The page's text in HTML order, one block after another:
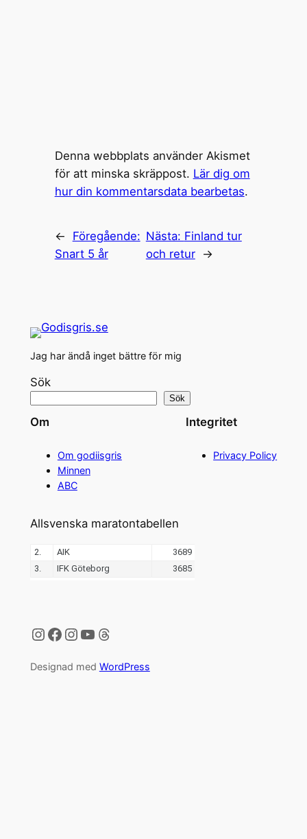
Denna webbplats använder Akismet
för att minska skräppost. Lär dig om
hur din kommentarsdata bearbetas.
←
Föregående:
Snart 5 år
Nästa: Finland tur
och retur
→
Jag har ändå inget bättre för mig
Sök
Sök
Om
Om godiisgris
Minnen
ABC
Integritet
Privacy Policy
Allsvenska maratontabellen
Instagram
Facebook
Instagram
YouTube
Threads
Designad med WordPress